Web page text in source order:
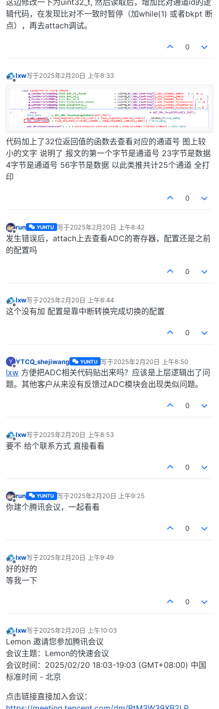
辑代码，在发现比对不一致时暂停（加while(1) 或者bkpt 断
点），再去attach调试。
0
lxw写于2025年2月20日 上午8:33
最后由 编辑
代码加上了32位返回值的函数去查看对应的通道号 图上较
小的文字 说明了 报文的第一个字节是通道号 23字节是数据
4字节是通道号 56字节是数据 以此类推共计25个通道 全打
印
0
离线
run YUNTU 写于2025年2月20日 上午8:42
最后由 编辑
发生错误后，attach上去查看ADC的寄存器，配置还是之前
的配置吗
0
离线
lxw写于2025年2月20日 上午8:44
最后由 编辑
这个没有加 配置是靠中断转换完成切换的配置
0
Y
离线
YTCQ_shejiwang YUNTU 写于2025年2月20日 上午8:50
最后由 编辑
lxw 方便把ADC相关代码贴出来吗？应该是上层逻辑出了问
题。其他客户从来没有反馈过ADC模块会出现类似问题。
0
离线
lxw写于2025年2月20日 上午8:53
最后由 编辑
要不 给个联系方式 直接看看
0
离线
run YUNTU 写于2025年2月20日 上午9:25
最后由 编辑
你建个腾讯会议，一起看看
0
离线
lxw写于2025年2月20日 上午9:49
最后由 编辑
好的好的
等我一下
0
离线
lxw写于2025年2月20日 上午10:03
最后由 编辑
Lemon 邀请您参加腾讯会议
会议主题：Lemon的快速会议
会议时间：2025/02/20 18:03-19:03 (GMT+08:00) 中国
标准时间 - 北京
点击链接直接加入会议：